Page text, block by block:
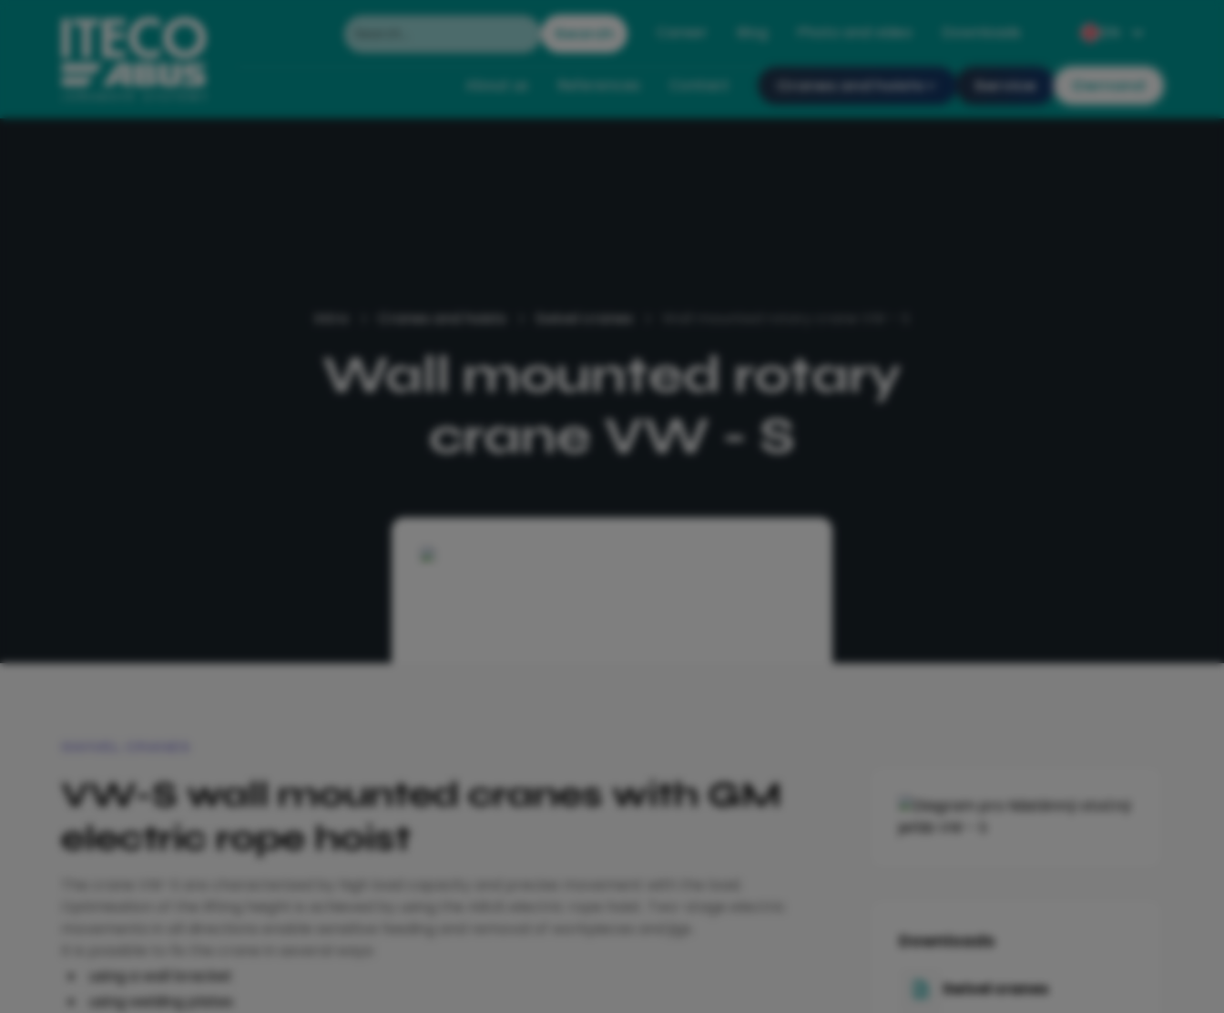
Career Blog Photo and video Downloads EN
References Cranes and hoists Service Demand
Wall mounted rotary
crane VW - S
VW-S wall mounted cranes with GM
electric rope hoist
using a wall bracket
using welding plates
Downloads
Swivel cranes